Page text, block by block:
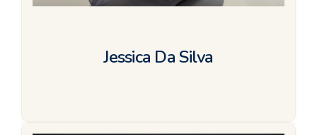
Jessica Da Silva